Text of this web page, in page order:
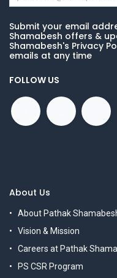
Submit your email
Shamabesh offers &
Shamabesh's Privacy
emails at any time
FOLLOW US
About Us
About Pathak
Vision & Mission
Careers at Pathak
PS CSR Program